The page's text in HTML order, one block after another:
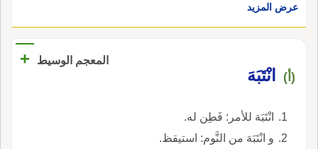
عرض المزيد
المعجم الوسيط +
(أ) انْتَبَهَ
انْتَبَهَ للأمر: فَطِن له.
و انْتَبَهَ من النَّوم: استيقظ.